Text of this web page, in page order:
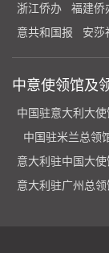
浙江侨办
福建侨
意共和国报
安莎
中意使领馆及
中国驻意大利大使
中国驻米兰总领
意大利驻中国大使
意大利驻广州总领